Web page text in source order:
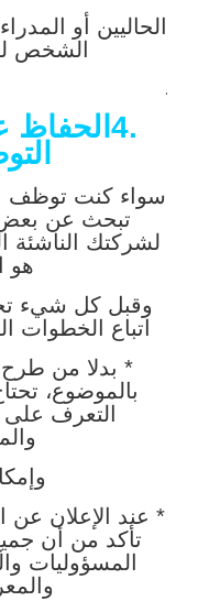
الحاليين أو
الشخص
.
.4
سواء كنت توظف
تبحث عن بعض
لشركتك الناشئة
هو
وقبل كل شيء
اتباع الخطوات
* بدلا من طرح
بالموضوع،
التعرف
* عند الإعلان عن
تأكد من أن
المسؤوليات